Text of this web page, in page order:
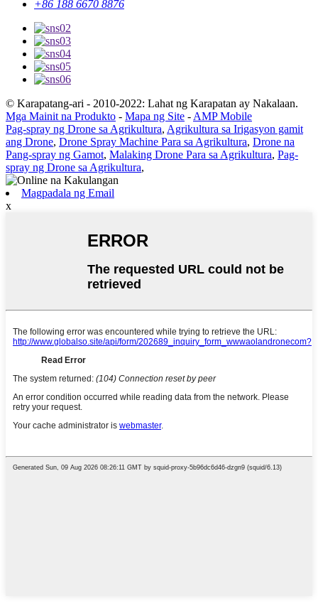
+86 188 6670 8876
© Karapatang-ari - 2010-2022: Lahat ng Karapatan ay Nakalaan.
Mga Mainit na Produkto - Mapa ng Site - AMP Mobile
Pag-spray ng Drone sa Agrikultura, Agrikultura sa Irigasyon gamit
ang Drone, Drone Spray Machine Para sa Agrikultura, Drone na
Pang-spray ng Gamot, Malaking Drone Para sa Agrikultura, Pag-
spray ng Drone sa Agrikultura,
Magpadala ng Email
x